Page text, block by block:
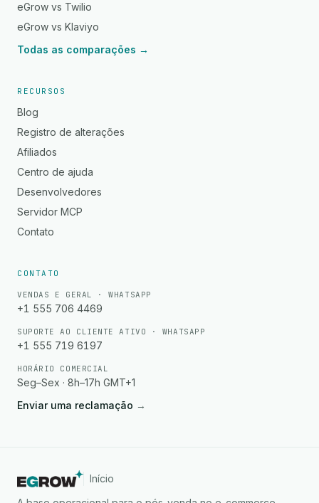
eGrow vs Twilio
eGrow vs Klaviyo
Todas as comparações →
RECURSOS
Blog
Registro de alterações
Afiliados
Centro de ajuda
Desenvolvedores
Servidor MCP
Contato
CONTATO
VENDAS E GERAL · WHATSAPP
+1 555 706 4469
SUPORTE AO CLIENTE ATIVO · WHATSAPP
+1 555 719 6197
HORÁRIO COMERCIAL
Seg–Sex · 8h–17h GMT+1
Enviar uma reclamação →
Início